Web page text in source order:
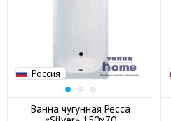
Россия
Ванна чугунная Ресса